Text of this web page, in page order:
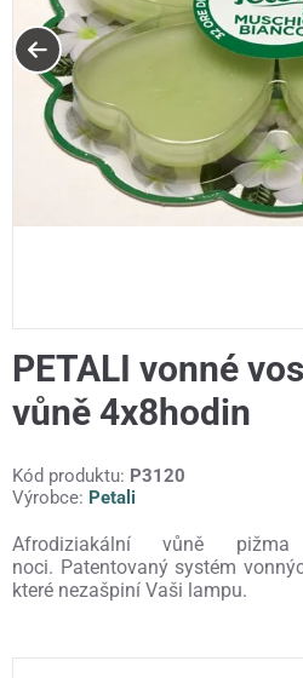
PETALI vonné
vůně 4x8hodin
Kód produktu: P3120
Výrobce: Petali
Afrodiziakální vůně
noci. Patentovaný systém
které nezašpiní Vaši lampu.